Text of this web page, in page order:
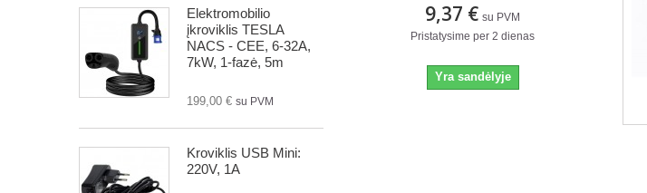
Elektromobilio
įkroviklis TESLA
NACS - CEE, 6-32A,
7kW, 1-fazė, 5m
199,00 € su PVM
Kroviklis USB Mini:
220V, 1A
9,37 € su PVM
Pristatysime per 2 dienas
Yra sandėlyje